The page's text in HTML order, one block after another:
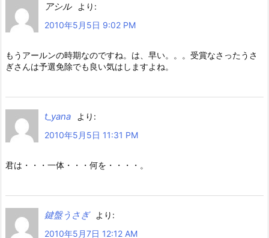
アシル
より:
2010年5月5日 9:02 PM
もうアールンの時期なのですね。は、早い。。。受賞なさったうさ
ぎさんは予選免除でも良い気はしますよね。
t_yana
より:
2010年5月5日 11:31 PM
君は・・・一体・・・何を・・・・。
鍵盤うさぎ
より:
2010年5月7日 12:12 AM